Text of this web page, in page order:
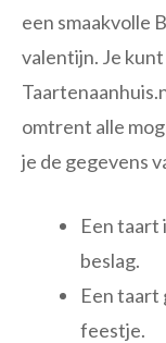
een smaakvolle
valentijn. Je
omtrent alle
je de gegevens
Een taart
beslag.
Een taart
feestje.